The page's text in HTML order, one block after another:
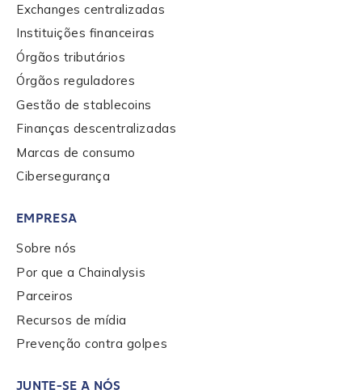
Company / Organization Name
Work Email Address
Phone Number
*
Country
*
Role Function
Exchanges centralizadas
Instituições financeiras
Órgãos tributários
Órgãos reguladores
Gestão de stablecoins
Finanças descentralizadas
Marcas de consumo
Cibersegurança
EMPRESA
Sobre nós
Por que a Chainalysis
Parceiros
Recursos de mídia
Prevenção contra golpes
JUNTE-SE A NÓS